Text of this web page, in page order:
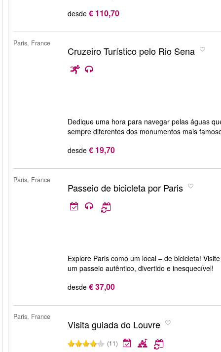
desde € 110,70
Paris, France
Cruzeiro Turístico pelo Rio Sena
Dedique uma hora para navegar pelas águas
sempre diferentes dos monumentos mais
desde € 19,70
Paris, France
Passeio de bicicleta por Paris
Explore Paris como um local – de bicicleta!
um passeio autêntico, divertido e inesquecível!
desde € 37,00
Paris, France
Visita guiada do Louvre
(11)